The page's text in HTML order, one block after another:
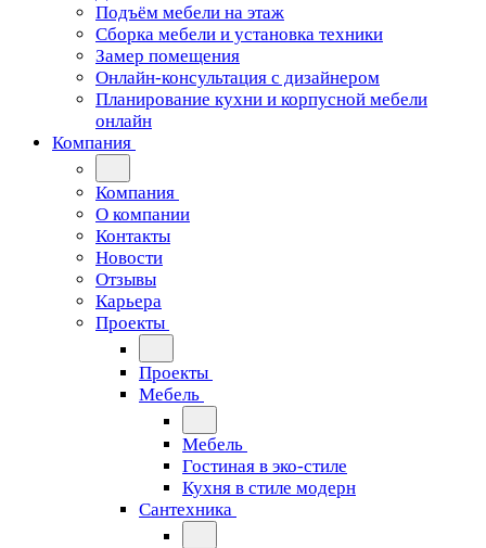
Подъём мебели на этаж
Сборка мебели и установка техники
Замер помещения
Онлайн-консультация с дизайнером
Планирование кухни и корпусной мебели
онлайн
Компания
Компания
О компании
Контакты
Новости
Отзывы
Карьера
Проекты
Проекты
Мебель
Мебель
Гостиная в эко-стиле
Кухня в стиле модерн
Сантехника